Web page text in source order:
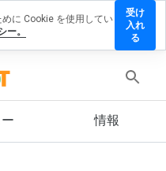
情報
に Cookie を使用してい
ー。
受け
入れ
る